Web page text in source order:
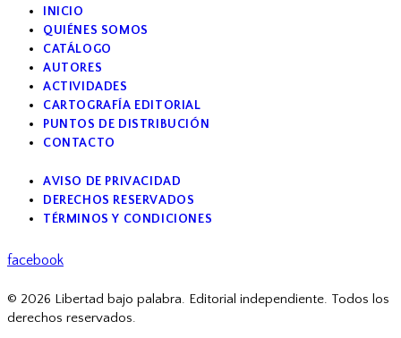
INICIO
QUIÉNES SOMOS
CATÁLOGO
AUTORES
ACTIVIDADES
CARTOGRAFÍA EDITORIAL
PUNTOS DE DISTRIBUCIÓN
CONTACTO
AVISO DE PRIVACIDAD
DERECHOS RESERVADOS
TÉRMINOS Y CONDICIONES
facebook
© 2026 Libertad bajo palabra. Editorial independiente. Todos los
derechos reservados.